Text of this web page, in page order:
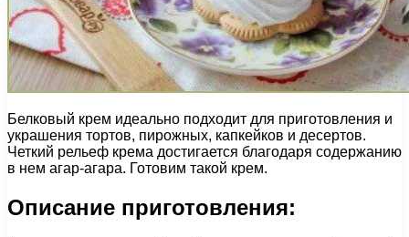
Белковый крем идеально подходит для приготовления и
украшения тортов, пирожных, капкейков и десертов.
Четкий рельеф крема достигается благодаря содержанию
в нем агар-агара. Готовим такой крем.
Описание приготовления: